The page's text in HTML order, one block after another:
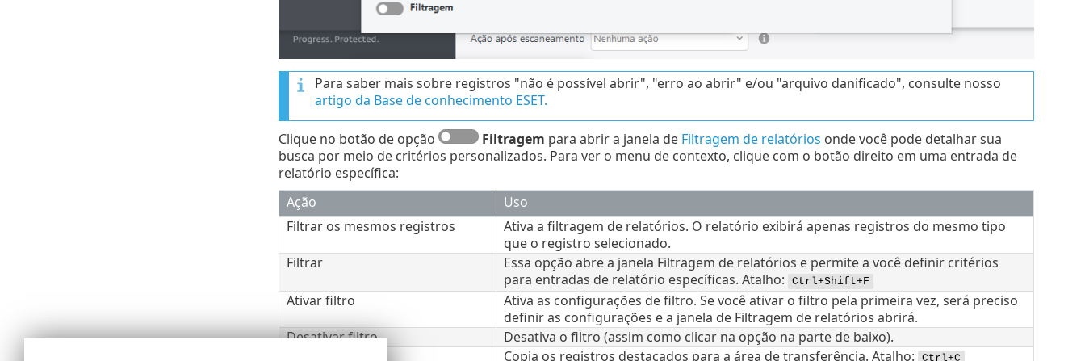
Para saber mais sobre registros "não é possível abrir", "erro ao abrir" e/ou "arquivo danificado", consulte nosso
artigo da Base de conhecimento ESET.
Clique no botão de opção Filtragem para abrir a janela de Filtragem de relatórios onde você pode detalhar sua
busca por meio de critérios personalizados. Para ver o menu de contexto, clique com o botão direito em uma entrada de
relatório específica:
Ação
Uso
Filtrar os mesmos registros
Ativa a filtragem de relatórios. O relatório exibirá apenas registros do mesmo tipo
que o registro selecionado.
Filtrar
Essa opção abre a janela Filtragem de relatórios e permite a você definir critérios
para entradas de relatório específicas. Atalho:
Ctrl+Shift+F
Ativar filtro
Ativa as configurações de filtro. Se você ativar o filtro pela primeira vez, será preciso
definir as configurações e a janela de Filtragem de relatórios abrirá.
Desativar filtro
Desativa o filtro (assim como clicar na opção na parte de baixo).
Copia os registros destacados para a área de transferência. Atalho: Ctrl+C